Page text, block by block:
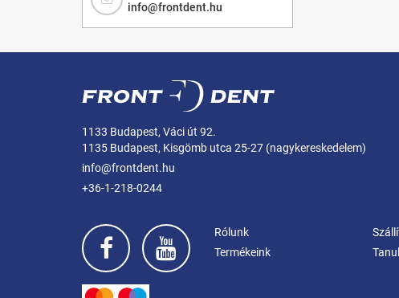
info@frontdent.hu
1133 Budapest, Váci út 92.
1135 Budapest, Kisgömb utca 25-27 (nagykereskedelem)
info@frontdent.hu
+36-1-218-0244
Rólunk
Termékeink